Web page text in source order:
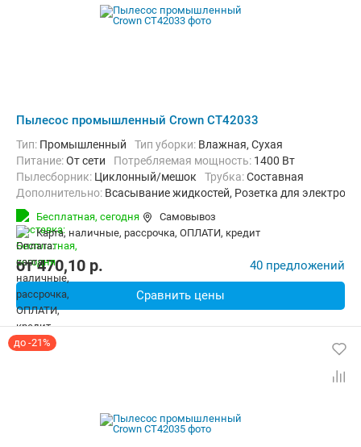
Пылесос промышленный Crown CT42033
Тип: Промышленный Тип уборки: Влажная, Сухая
питание:От сети Потребляемая мощность: 1400 Вт
пылесборник: Циклонный/мешок трубка:Составная
Дополнительно: Всасывание жидкостей, Розетка для
Вес:
Бесплатная, сегодня
Самовывоз
карта, наличные, рассрочка, ОПЛАТИ, кредит
от470,10 p. 40 предложений
Сравнить цены
до -21%